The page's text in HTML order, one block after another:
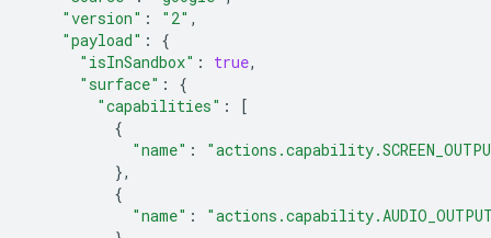
"version" : "2" ,
"payload" :
{
"isInSandbox" : true,
"surface" :
{
"capabilities" :
[
{
"name" :
},
{
"name" :